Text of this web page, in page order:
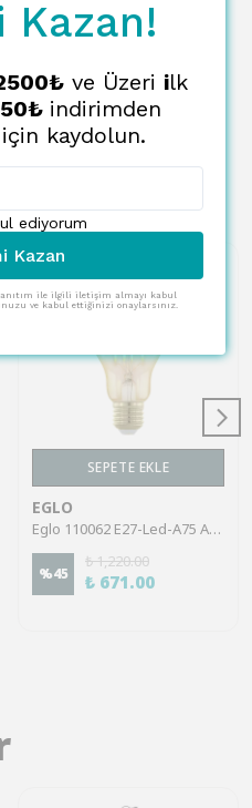
SEPETE EKLE
EGLO
Eglo 110062 E27-Led-A75 Ampul 1X4W Amber 1700K 300 Lümen Dim Edilebilir
%45
₺ 1,220.00
₺ 671.00
Kazan!
ve Üzeri ilk
indirimden
kaydolun.
ediyorum
Kazan
ile ilgili iletişim almayı kabul
ve kabul ettiğinizi onaylarsınız.